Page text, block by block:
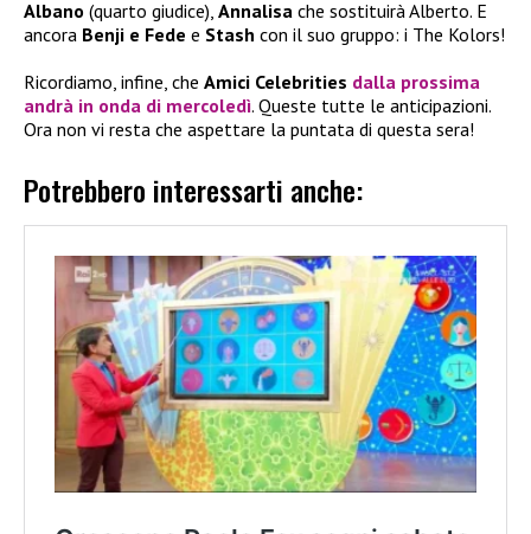
Albano (quarto giudice), Annalisa che sostituirà Alberto. E
ancora Benji e Fede e Stash con il suo gruppo: i The Kolors!
Ricordiamo, infine, che Amici Celebrities dalla prossima
andrà in onda di mercoledì. Queste tutte le anticipazioni.
Ora non vi resta che aspettare la puntata di questa sera!
Potrebbero interessarti anche: